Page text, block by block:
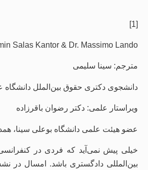
[1]
Salas Kantor & Dr. Massimo Lando
مترجم: سینا سلیمی
دانشجوی دکتری حقوق بین‌الملل دانشگاه
ویراستار علمی: دکتر رضوان باقرزاده
عضو هیئت علمی دانشگاه بوعلی سینا،
خیلی پیش نمی‌آید که فردی در
بین‌المللی دادگستری باشد. امسال در